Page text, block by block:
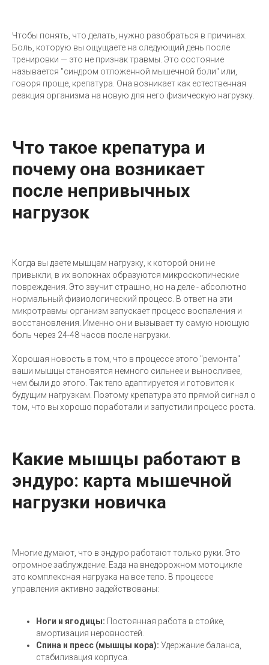
Чтобы понять, что делать, нужно разобраться в причинах.
Боль, которую вы ощущаете на следующий день после
тренировки — это не признак травмы. Это состояние
называется "синдром отложенной мышечной боли" или,
говоря проще, крепатура. Она возникает как естественная
реакция организма на новую для него физическую нагрузку.
Что такое крепатура и
почему она возникает
после непривычных
нагрузок
Когда вы даете мышцам нагрузку, к которой они не
привыкли, в их волокнах образуются микроскопические
повреждения. Это звучит страшно, но на деле - абсолютно
нормальный физиологический процесс. В ответ на эти
микротравмы организм запускает процесс воспаления и
восстановления. Именно он и вызывает ту самую ноющую
боль через 24-48 часов после нагрузки.
Хорошая новость в том, что в процессе этого "ремонта"
ваши мышцы становятся немного сильнее и выносливее,
чем были до этого. Так тело адаптируется и готовится к
будущим нагрузкам. Поэтому крепатура это прямой сигнал о
том, что вы хорошо поработали и запустили процесс роста.
Какие мышцы работают в
эндуро: карта мышечной
нагрузки новичка
Многие думают, что в эндуро работают только руки. Это
огромное заблуждение. Езда на внедорожном мотоцикле
это комплексная нагрузка на все тело. В процессе
управления активно задействованы:
Ноги и ягодицы: Постоянная работа в стойке,
амортизация неровностей.
Спина и пресс (мышцы кора): Удержание баланса,
стабилизация корпуса.